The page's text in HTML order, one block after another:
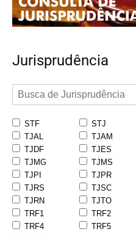
Jurisprudência
STF STJ
TJAL
TJAM
TJDF
TJES
TJMG
TJMS
TJPI
TJPR
TJRS
TJSC
TJRN
TJTO
TRF1
TRF2
TRF4
TRF5